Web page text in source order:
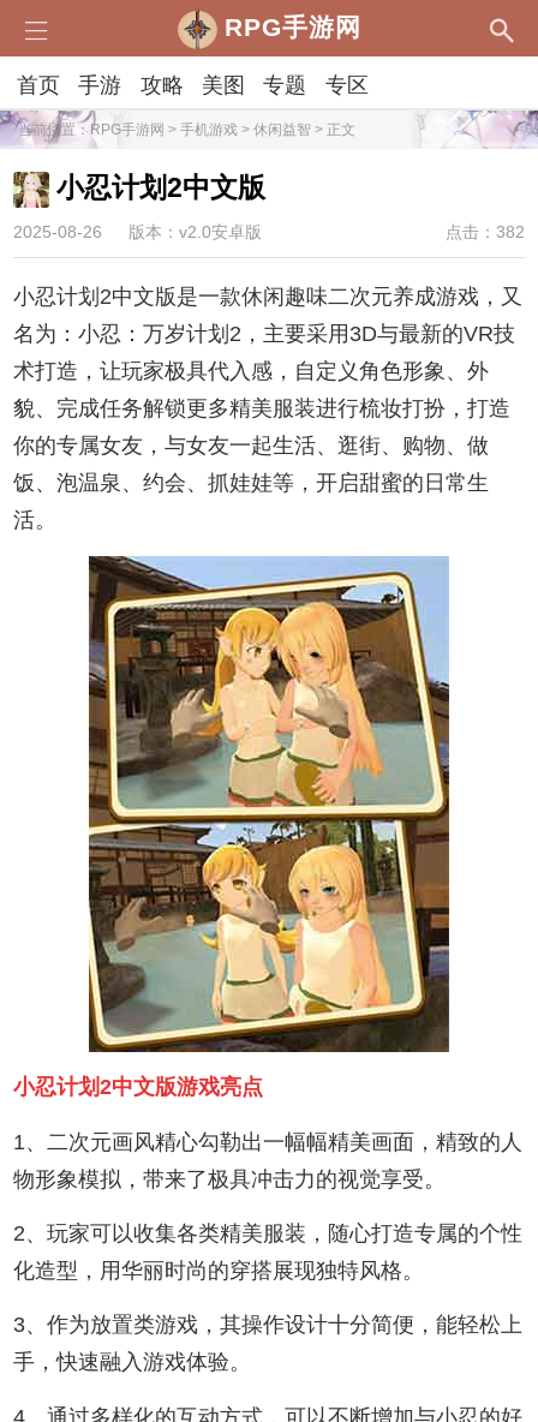
RPG手游网
首页 手游 攻略 美图 专题 专区
当前位置：RPG手游网 > 手机游戏 > 休闲益智 > 正文
小忍计划2中文版
2025-08-26 版本：v2.0安卓版 点击：382
小忍计划2中文版是一款休闲趣味二次元养成游戏，又
名为：小忍：万岁计划2，主要采用3D与最新的VR技
术打造，让玩家极具代入感，自定义角色形象、外
貌、完成任务解锁更多精美服装进行梳妆打扮，打造
你的专属女友，与女友一起生活、逛街、购物、做
饭、泡温泉、约会、抓娃娃等，开启甜蜜的日常生
活。
小忍计划2中文版游戏亮点
1、二次元画风精心勾勒出一幅幅精美画面，精致的人
物形象模拟，带来了极具冲击力的视觉享受。
2、玩家可以收集各类精美服装，随心打造专属的个性
化造型，用华丽时尚的穿搭展现独特风格。
3、作为放置类游戏，其操作设计十分简便，能轻松上
手，快速融入游戏体验。
4、通过多样化的互动方式，可以不断增加与小忍的好